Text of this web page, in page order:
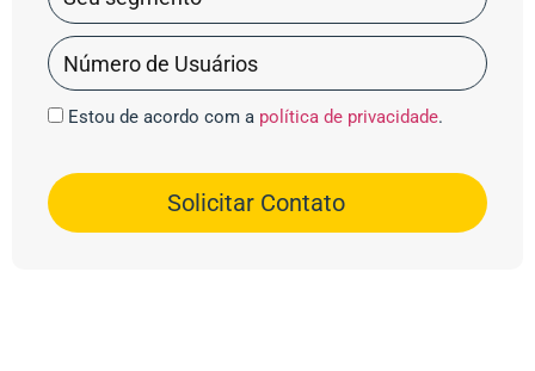
Estou de acordo com a política de privacidade.
Solicitar Contato